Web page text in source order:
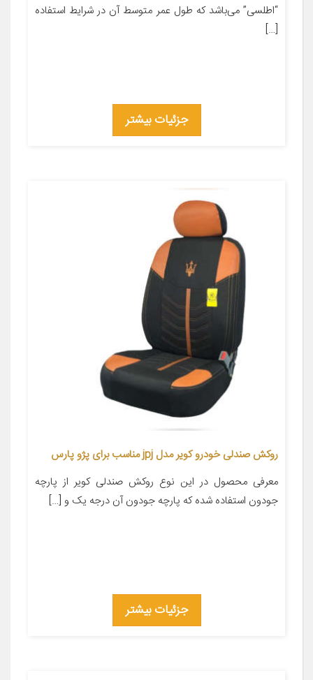
“اطلسی” می‌باشد که طول عمر متوسط آن در شرایط استفاده
[…]
جزئیات بیشتر
روکش صندلی خودرو کویر مدل jpj مناسب برای پژو پارس
معرفی محصول در این نوع روکش صندلی کویر از پارچه
جودون استفاده شده که پارچه جودون آن درجه یک و […]
جزئیات بیشتر